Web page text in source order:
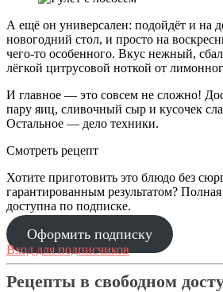
А ещё он универсален: подойдёт и на
новогодний стол, и просто на
чего-то особенного. Вкус нежный,
лёгкой цитрусовой ноткой от
И главное — это совсем не сложно!
пару яиц, сливочный сыр и кусочек
Остальное — дело техники.
Смотреть рецепт
Хотите приготовить это блюдо без
гарантированным результатом? Полная
доступна по подписке.
Оформить подписку
Вход для подписчиков
Рецепты в свободном